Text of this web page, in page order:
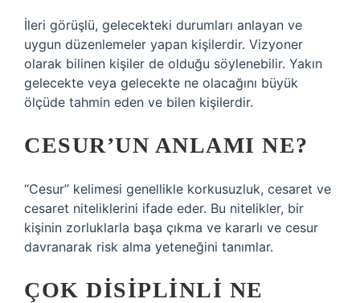
İleri görüşlü, gelecekteki durumları anlayan ve
uygun düzenlemeler yapan kişilerdir. Vizyoner
olarak bilinen kişiler de olduğu söylenebilir. Yakın
gelecekte veya gelecekte ne olacağını büyük
ölçüde tahmin eden ve bilen kişilerdir.
CESUR’UN ANLAMI NE?
“Cesur” kelimesi genellikle korkusuzluk, cesaret ve
cesaret niteliklerini ifade eder. Bu nitelikler, bir
kişinin zorluklarla başa çıkma ve kararlı ve cesur
davranarak risk alma yeteneğini tanımlar.
ÇOK DISIPLINLI NE